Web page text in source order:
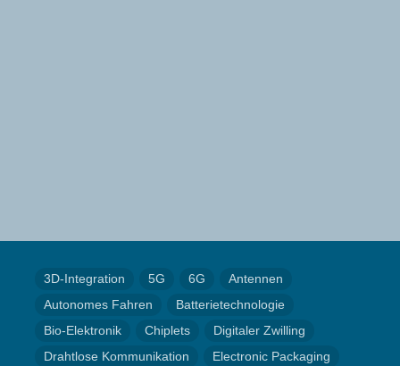
3D-Integration 5G 6G
Antennen
Autonomes Fahren
Batterietechnologie
Bio-Elektronik
Chiplets
Digitaler Zwilling
Drahtlose Kommunikation
Electronic Packaging